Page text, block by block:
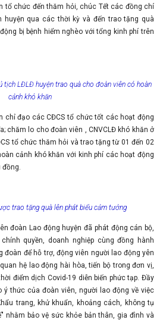
tổ chức đến thăm hỏi, chúc Tết các đồng chí
huyện qua các thời kỳ và đến trao tặng quà
bị bệnh hiểm nghèo với tổng kinh phí trên
tịch LĐLĐ huyện trao quà cho đoàn viên có hoàn
cảnh khó khăn
chỉ đạo các CĐCS tổ chức tốt các hoạt động
chăm lo cho đoàn viên , CNVCLĐ khó khăn ở
tổ chức thăm hỏi và trao tặng từ 01 đến 02
cảnh khó khăn với kinh phí các hoạt động
đồng.
trao tặng quà lên phát biểu cảm tưởng
đoàn Lao động huyện đã phát động cán bộ,
quyền, doanh nghiệp cùng đồng hành
để hỗ trợ, động viên người lao động yên
hệ lao động hài hòa, tiến bộ trong đơn vị,
điểm dịch Covid-19 diễn biến phức tạp. Đầy
ý thức của đoàn viên, người lao động về việc
trang, khử khuẩn, khoảng cách, không tụ
nhằm bảo vệ sức khỏe bản thân, gia đình và